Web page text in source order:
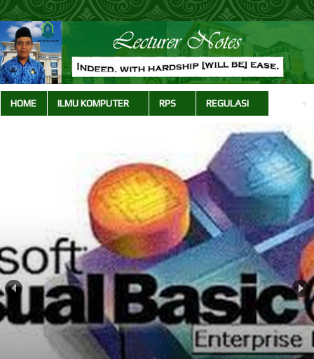
HOME ILMU KOMPUTER RPS REGULASI